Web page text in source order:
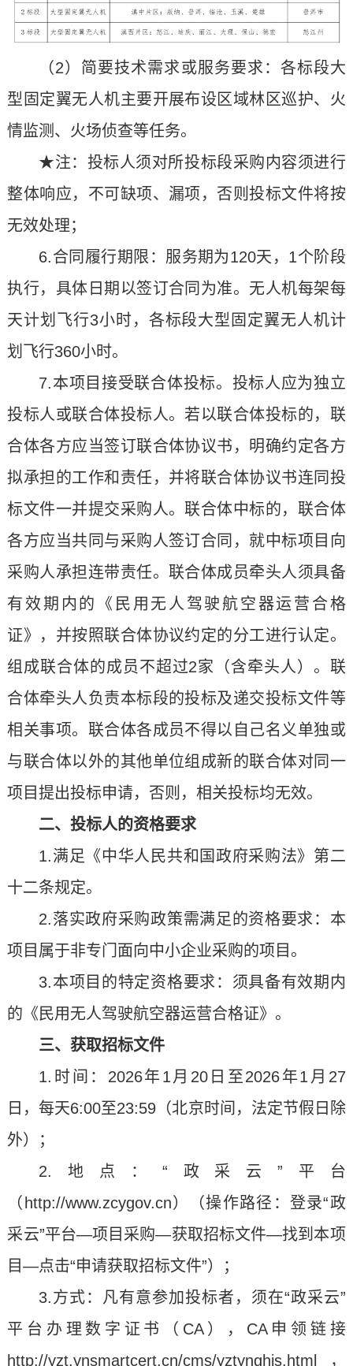
（2）简要技术需求或服务要求：各标段大
型固定翼无人机主要开展布设区域林区巡护、火
情监测、火场侦查等任务。
★注：投标人须对所投标段采购内容须进行
整体响应，不可缺项、漏项，否则投标文件将按
无效处理；
6.合同履行期限：服务期为120天，1个阶段
执行，具体日期以签订合同为准。无人机每架每
天计划飞行3小时，各标段大型固定翼无人机计
划飞行360小时。
7.本项目接受联合体投标。投标人应为独立
投标人或联合体投标人。若以联合体投标的，联
合体各方应当签订联合体协议书，明确约定各方
拟承担的工作和责任，并将联合体协议书连同投
标文件一并提交采购人。联合体中标的，联合体
各方应当共同与采购人签订合同，就中标项目向
采购人承担连带责任。联合体成员牵头人须具备
有效期内的《民用无人驾驶航空器运营合格
证》，并按照联合体协议约定的分工进行认定。
组成联合体的成员不超过2家（含牵头人）。联
合体牵头人负责本标段的投标及递交投标文件等
相关事项。联合体各成员不得以自己名义单独或
与联合体以外的其他单位组成新的联合体对同一
项目提出投标申请，否则，相关投标均无效。
二、投标人的资格要求
1.满足《中华人民共和国政府采购法》第二
十二条规定。
2.落实政府采购政策需满足的资格要求：本
项目属于非专门面向中小企业采购的项目。
3.本项目的特定资格要求：须具备有效期内
的《民用无人驾驶航空器运营合格证》。
三、获取招标文件
1.时间：2026年1月20日至2026年1月27
日，每天6:00至23:59（北京时间，法定节假日除
外）；
2.地点：“政采云”平台
（http://www.zcygov.cn）（操作路径：登录“政
采云”平台—项目采购—获取招标文件—找到本项
目—点击“申请获取招标文件”）；
3.方式：凡有意参加投标者，须在“政采云”
平台办理数字证书（CA），CA申领链接
http://yzt.ynsmartcert.cn/cms/yztynghjs.html，